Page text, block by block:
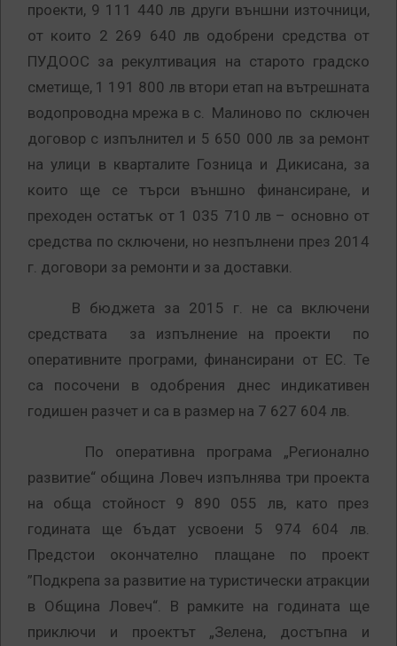
проекти, 9 111 440 лв други външни източници,
от които 2 269 640 лв одобрени средства от
ПУДООС за рекултивация на старото градско
сметище, 1 191 800 лв втори етап на вътрешната
водопроводна мрежа в с. Малиново по сключен
договор с изпълнител и 5 650 000 лв за ремонт
на улици в кварталите Гозница и Дикисана, за
които ще се търси външно финансиране, и
преходен остатък от 1 035 710 лв – основно от
средства по сключени, но незпълнени през 2014
г. договори за ремонти и за доставки.
В бюджета за 2015 г. не са включени
средствата за изпълнение на проекти по
оперативните програми, финансирани от ЕС. Те
са посочени в одобрения днес индикативен
годишен разчет и са в размер на 7 627 604 лв.
По оперативна програма „Регионално
развитие“ община Ловеч изпълнява три проекта
на обща стойност 9 890 055 лв, като през
годината ще бъдат усвоени 5 974 604 лв.
Предстои окончателно плащане по проект
”Подкрепа за развитие на туристически атракции
в Община Ловеч“. В рамките на годината ще
приключи и проектът „Зелена, достъпна и